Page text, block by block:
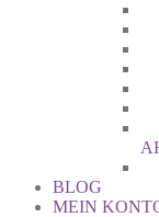
BLOG
MEIN